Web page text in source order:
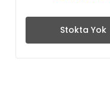
Stokta Yok